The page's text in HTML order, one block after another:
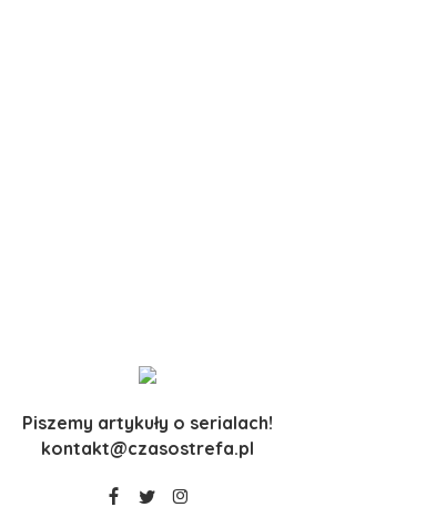
Piszemy artykuły o serialach!
kontakt@czasostrefa.pl